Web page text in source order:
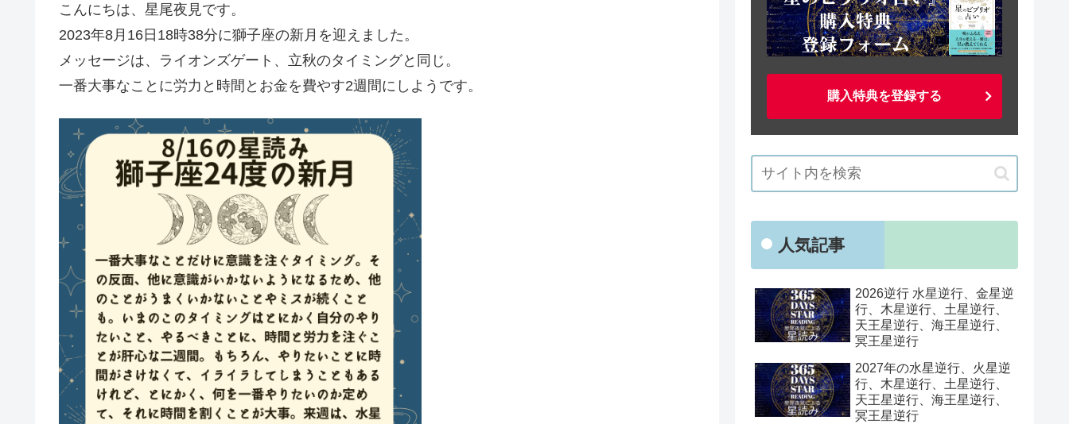
こんにちは、星尾夜見です。
2023年8月16日18時38分に獅子座の新月を迎えました。
メッセージは、ライオンズゲート、立秋のタイミングと同じ。
一番大事なことに労力と時間とお金を費やす2週間にしようです。
購入特典を登録する
人気記事
2026逆行 水星逆行、金星逆
行、木星逆行、土星逆行、
天王星逆行、海王星逆行、
冥王星逆行
2027年の水星逆行、火星逆
行、木星逆行、土星逆行、
天王星逆行、海王星逆行、
冥王星逆行